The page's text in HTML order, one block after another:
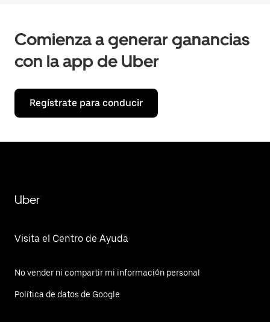
Comienza a generar ganancias
con la app de Uber
Regístrate para conducir
Uber
Visita el Centro de Ayuda
No vender ni compartir mi información personal
Política de datos de Google